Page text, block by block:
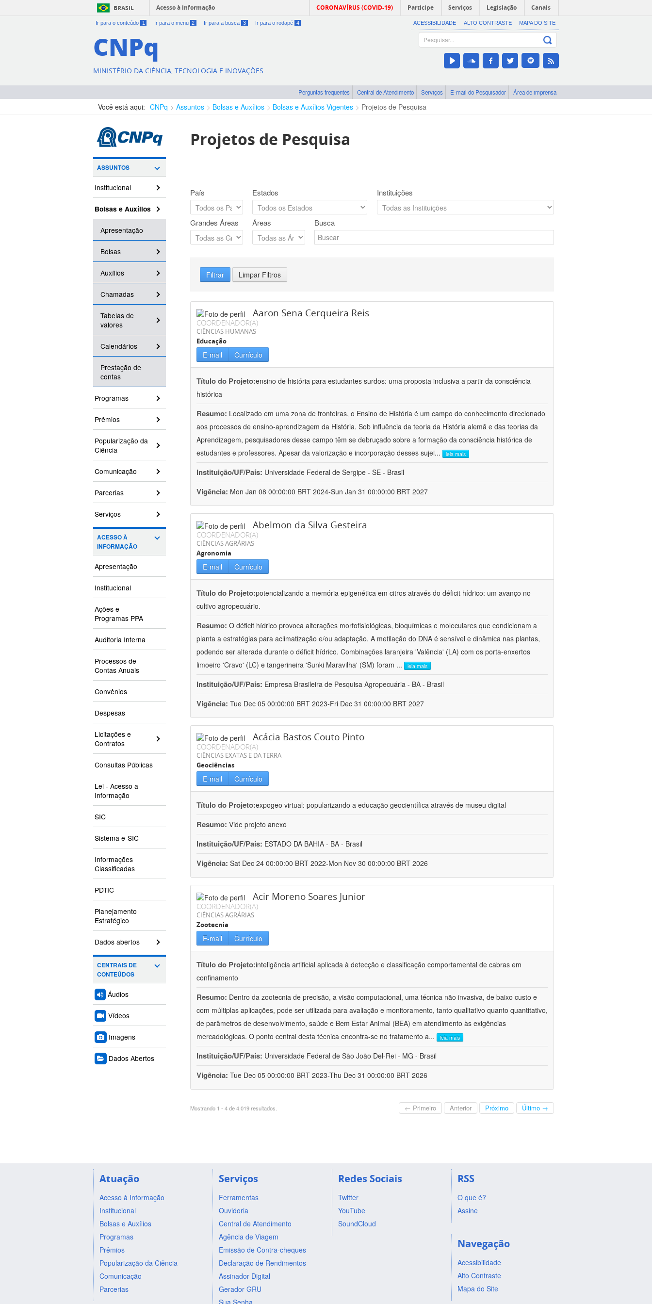
BRASIL Acesso à informação CORONAVÍRUS (COVID-19) Participe Serviços Legislação Canais
Ir para o conteúdo 1 Ir para o menu 2 Ir para a busca 3 Ir para o rodapé 4 ACESSIBILIDADE ALTO CONTRASTE MAPA DO SITE
CNPq
MINISTÉRIO DA CIÊNCIA, TECNOLOGIA E INOVAÇÕES
Perguntas frequentes Central de Atendimento Serviços E-mail do Pesquisador Área de imprensa
Você está aqui: CNPq Assuntos Bolsas e Auxílios Bolsas e Auxílios Vigentes Projetos de Pesquisa
ASSUNTOS
Institucional
Bolsas e Auxílios
Apresentação
Bolsas
Auxílios
Chamadas
Tabelas de
valores
Calendários
Prestação de
contas
Programas
Prêmios
Popularização da
Ciência
Comunicação
Parcerias
Serviços
ACESSO À
INFORMAÇÃO
Apresentação
Institucional
Ações e
Programas PPA
Auditoria Interna
Processos de
Contas Anuais
Convênios
Despesas
Licitações e
Contratos
Consultas Públicas
Lei - Acesso a
Informação
SIC
Sistema e-SIC
Informações
Classificadas
PDTIC
Planejamento
Estratégico
Dados abertos
CENTRAIS DE
CONTEÚDOS
Áudios
Vídeos
Imagens
Dados Abertos
Projetos de Pesquisa
País Estados Instituições
Grandes Áreas Áreas Busca
Filtrar Limpar Filtros
Aaron Sena Cerqueira Reis
COORDENADOR(A)
CIÊNCIAS HUMANAS
Educação
E-mail Currículo
Título do Projeto:ensino de história para estudantes surdos: uma proposta inclusiva a partir da consciência
histórica
Resumo: Localizado em uma zona de fronteiras, o Ensino de História é um campo do conhecimento direcionado
aos processos de ensino-aprendizagem da História. Sob influência da teoria da História alemã e das teorias da
Aprendizagem, pesquisadores desse campo têm se debruçado sobre a formação da consciência histórica de
estudantes e professores. Apesar da valorização e incorporação desses sujei... leia mais
Instituição/UF/País: Universidade Federal de Sergipe - SE - Brasil
Vigência: Mon Jan 08 00:00:00 BRT 2024-Sun Jan 31 00:00:00 BRT 2027
Abelmon da Silva Gesteira
COORDENADOR(A)
CIÊNCIAS AGRÁRIAS
Agronomia
E-mail Currículo
Título do Projeto:potencializando a memória epigenética em citros através do déficit hídrico: um avanço no
cultivo agropecuário.
Resumo: O déficit hídrico provoca alterações morfofisiológicas, bioquímicas e moleculares que condicionam a
planta a estratégias para aclimatização e/ou adaptação. A metilação do DNA é sensível e dinâmica nas plantas,
podendo ser alterada durante o déficit hídrico. Combinações laranjeira 'Valência' (LA) com os porta-enxertos
limoeiro 'Cravo' (LC) e tangerineira 'Sunki Maravilha' (SM) foram ... leia mais
Instituição/UF/País: Empresa Brasileira de Pesquisa Agropecuária - BA - Brasil
Vigência: Tue Dec 05 00:00:00 BRT 2023-Fri Dec 31 00:00:00 BRT 2027
Acácia Bastos Couto Pinto
COORDENADOR(A)
CIÊNCIAS EXATAS E DA TERRA
Geociências
E-mail Currículo
Título do Projeto:expogeo virtual: popularizando a educação geocientífica através de museu digital
Resumo: Vide projeto anexo
Instituição/UF/País: ESTADO DA BAHIA - BA - Brasil
Vigência: Sat Dec 24 00:00:00 BRT 2022-Mon Nov 30 00:00:00 BRT 2026
Acir Moreno Soares Junior
COORDENADOR(A)
CIÊNCIAS AGRÁRIAS
Zootecnia
E-mail Currículo
Título do Projeto:inteligência artificial aplicada à detecção e classificação comportamental de cabras em
confinamento
Resumo: Dentro da zootecnia de precisão, a visão computacional, uma técnica não invasiva, de baixo custo e
com múltiplas aplicações, pode ser utilizada para avaliação e monitoramento, tanto qualitativo quanto quantitativo,
de parâmetros de desenvolvimento, saúde e Bem Estar Animal (BEA) em atendimento às exigências
mercadológicas. O ponto central desta técnica encontra-se no tratamento a... leia mais
Instituição/UF/País: Universidade Federal de São João Del-Rei - MG - Brasil
Vigência: Tue Dec 05 00:00:00 BRT 2023-Thu Dec 31 00:00:00 BRT 2026
Mostrando 1 - 4 de 4.019 resultados. ← Primeiro Anterior Próximo Último →
Atuação
Acesso à Informação
Institucional
Bolsas e Auxílios
Programas
Prêmios
Popularização da Ciência
Comunicação
Parcerias
Serviços
Ferramentas
Ouvidoria
Central de Atendimento
Agência de Viagem
Emissão de Contra-cheques
Declaração de Rendimentos
Assinador Digital
Gerador GRU
Sua Senha
Redes Sociais
Twitter
YouTube
SoundCloud
RSS
O que é?
Assine
Navegação
Acessibilidade
Alto Contraste
Mapa do Site